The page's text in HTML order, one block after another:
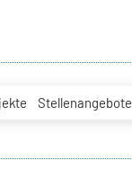
Stellenangebote